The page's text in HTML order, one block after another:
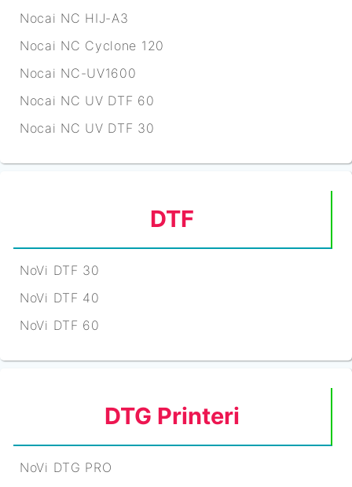
Nocai NC HIJ-A3
Nocai NC Cyclone 120
Nocai NC-UV1600
Nocai NC UV DTF 60
Nocai NC UV DTF 30
DTF
NoVi DTF 30
NoVi DTF 40
NoVi DTF 60
DTG Printeri
NoVi DTG PRO